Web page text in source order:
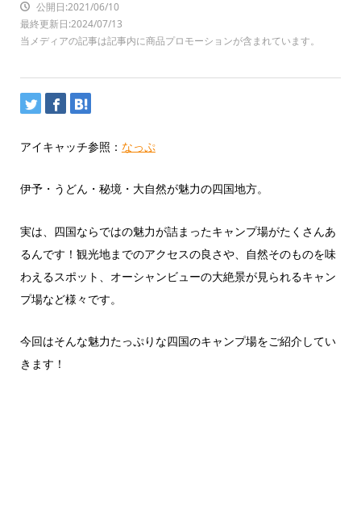
公開日:2021/06/10
最終更新日:2024/07/13
当メディアの記事は記事内に商品プロモーションが含まれています。
アイキャッチ参照： なっぷ
伊予・うどん・秘境・大自然が魅力の四国地方。
実は、四国ならではの魅力が詰まったキャンプ場がたくさんあ
るんです！観光地までのアクセスの良さや、自然そのものを味
わえるスポット、オーシャンビューの大絶景が見られるキャン
プ場など様々です。
今回はそんな魅力たっぷりな四国のキャンプ場をご紹介してい
きます！